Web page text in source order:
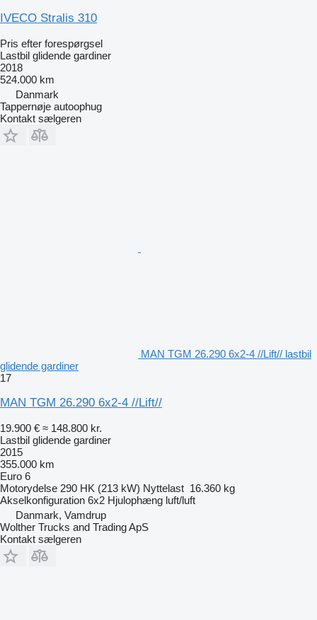
IVECO Stralis 310
Pris efter forespørgsel
Lastbil glidende gardiner
2018
524.000 km
Danmark
Tappernøje autoophug
Kontakt sælgeren
MAN TGM 26.290 6x2-4 //Lift// lastbil
glidende gardiner
17
MAN TGM 26.290 6x2-4 //Lift//
19.900 € ≈ 148.800 kr.
Lastbil glidende gardiner
2015
355.000 km
Euro 6
Motorydelse 290 HK (213 kW) Nyttelast 16.360 kg
Akselkonfiguration 6x2 Hjulophæng luft/luft
Danmark, Vamdrup
Wolther Trucks and Trading ApS
Kontakt sælgeren